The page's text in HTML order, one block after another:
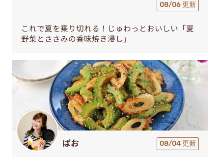
08/06 更新
これで夏を乗り切れる！じゅわっとおいしい「夏
野菜とささみの香味焼き浸し」
ぱお 08/04 更新